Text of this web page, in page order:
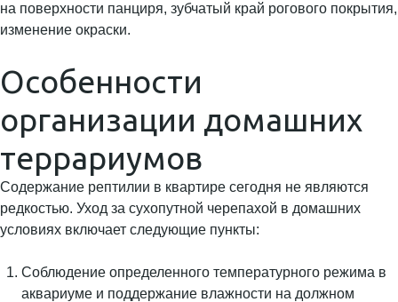
на поверхности панциря, зубчатый край рогового покрытия,
изменение окраски.
Особенности
организации домашних
террариумов
Содержание рептилии в квартире сегодня не являются
редкостью. Уход за сухопутной черепахой в домашних
условиях включает следующие пункты:
Соблюдение определенного температурного режима в
аквариуме и поддержание влажности на должном